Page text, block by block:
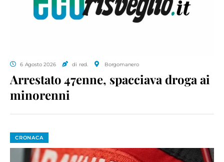
6 Agosto 2026 di red. Borgomanero
Arrestato 47enne, spacciava droga ai
minorenni
CRONACA